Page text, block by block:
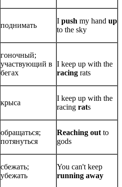
поднимать
I push my hand up
to the sky
гоночный;
участвующий в
бегах
I keep up with the
racing rats
крыса
I keep up with the
racing rats
обращаться;
потянуться
Reaching out to
gods
сбежать;
убежать
You can't keep
running away